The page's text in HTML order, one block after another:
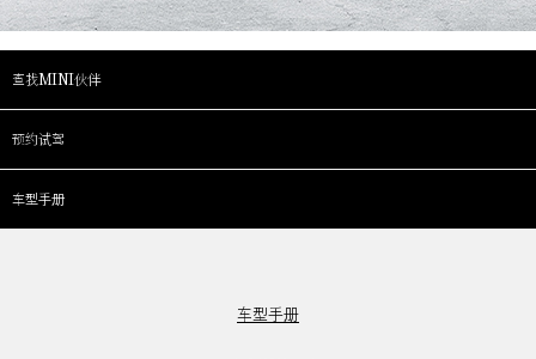
查找MINI伙伴
预约试驾
车型手册
车型手册